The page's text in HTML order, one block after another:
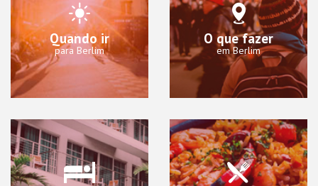
Quando ir
para Berlim
O que fazer
em Berlim